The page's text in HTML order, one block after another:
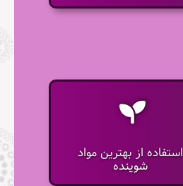
استفاده از بهترین مواد
شوینده